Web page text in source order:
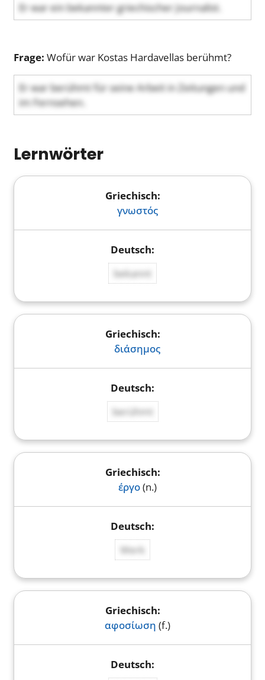
Er war ein bekannter griechischer Journalist.
Frage: Wofür war Kostas Hardavellas berühmt?
Er war berühmt für seine Arbeit in Zeitungen und
im Fernsehen.
Lernwörter
γνωστός
bekannt
διάσημος
berühmt
έργο(n.)
Werk
αφοσίωση (f.)